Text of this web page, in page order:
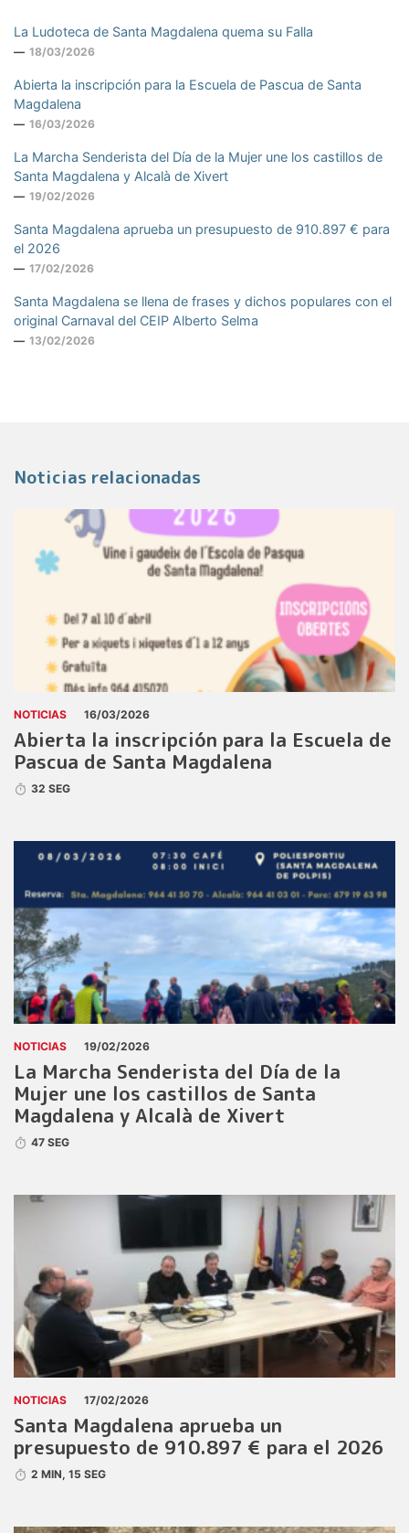
La Ludoteca de Santa Magdalena quema su Falla
18/03/2026
Abierta la inscripción para la Escuela de Pascua de Santa
Magdalena
16/03/2026
La Marcha Senderista del Día de la Mujer une los castillos de
Santa Magdalena y Alcalà de Xivert
19/02/2026
Santa Magdalena aprueba un presupuesto de 910.897 € para
el 2026
17/02/2026
Santa Magdalena se llena de frases y dichos populares con el
original Carnaval del CEIP Alberto Selma
13/02/2026
Noticias relacionadas
NOTICIAS 16/03/2026
Abierta la inscripción para la Escuela de
Pascua de Santa Magdalena
32 SEG
NOTICIAS 19/02/2026
La Marcha Senderista del Día de la
Mujer une los castillos de Santa
Magdalena y Alcalà de Xivert
47 SEG
NOTICIAS 17/02/2026
Santa Magdalena aprueba un
presupuesto de 910.897 € para el 2026
2 MIN, 15 SEG